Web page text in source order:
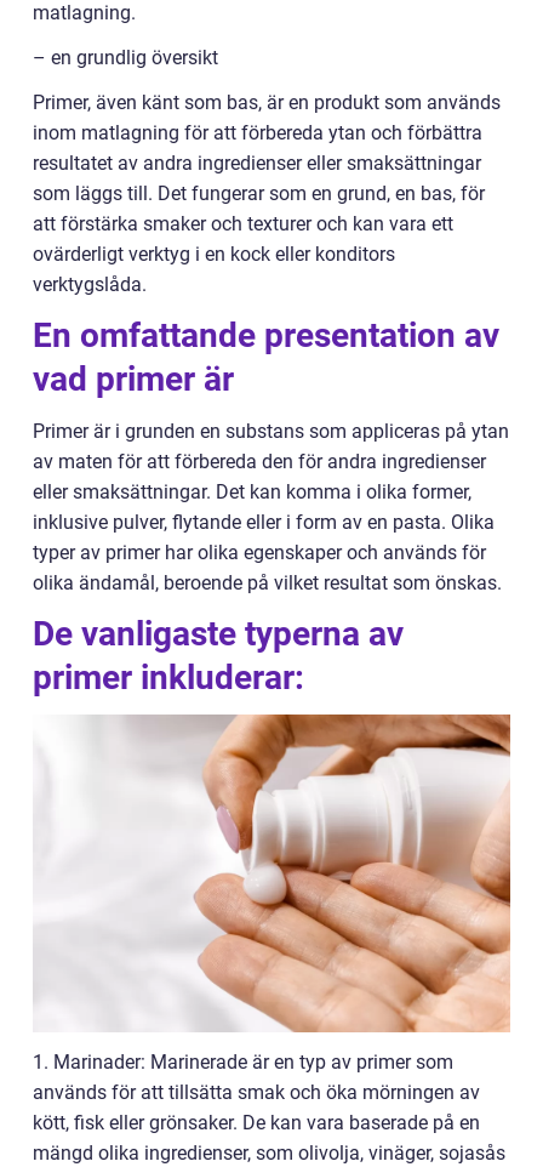
matlagning.
– en grundlig översikt
Primer, även känt som bas, är en produkt som används
inom matlagning för att förbereda ytan och förbättra
resultatet av andra ingredienser eller smaksättningar
som läggs till. Det fungerar som en grund, en bas, för
att förstärka smaker och texturer och kan vara ett
ovärderligt verktyg i en kock eller konditors
verktygslåda.
En omfattande presentation av
vad primer är
Primer är i grunden en substans som appliceras på ytan
av maten för att förbereda den för andra ingredienser
eller smaksättningar. Det kan komma i olika former,
inklusive pulver, flytande eller i form av en pasta. Olika
typer av primer har olika egenskaper och används för
olika ändamål, beroende på vilket resultat som önskas.
De vanligaste typerna av
primer inkluderar:
1. Marinader: Marinerade är en typ av primer som
används för att tillsätta smak och öka mörningen av
kött, fisk eller grönsaker. De kan vara baserade på en
mängd olika ingredienser, som olivolja, vinäger, sojasås